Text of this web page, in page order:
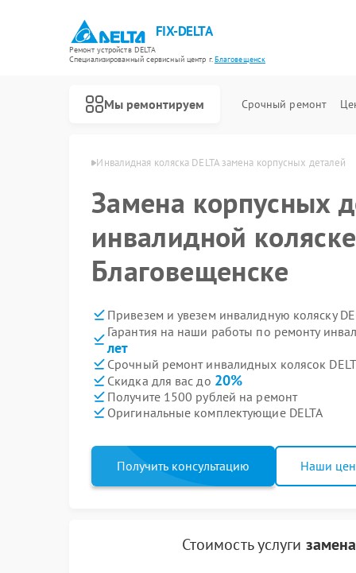
FIX-DELTA
Ремонт устройств DELTA
Специализированный cервисный центр г.Благовещенск
Мы ремонтируем Срочный ремонт
в Благовещенске Инвалидная коляска DELTA замена корпусных деталей
Замена корпусных
инвалидной
Благовещенске
Привезем и увезем инвалидную коляску
Гарантия на наши работы по ремонту
лет
Срочный ремонт инвалидных колясок
Скидка для вас до 20%
Получите 1500 рублей на ремонт
Оригинальные комплектующие DELTA
Получить консультацию Наши
Стоимость услуги